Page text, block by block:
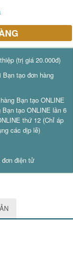
(trị giá 20.000đ)
tạo đơn hàng
Bạn tạo ONLINE
tạo ONLINE lần 6
thứ 12 (Chỉ áp
các dịp lễ)
điện tử